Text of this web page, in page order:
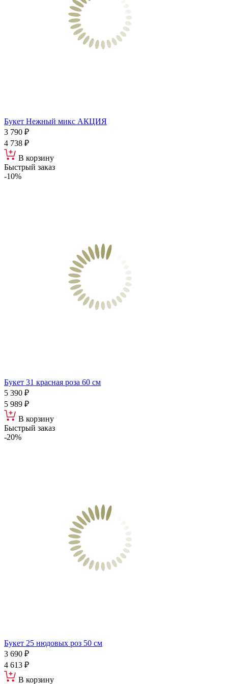
Букет Нежный микс АКЦИЯ
3 790 ₽
4 738 ₽
В корзину
Быстрый заказ
-10%
Букет 31 красная роза 60 см
5 390 ₽
5 989 ₽
В корзину
Быстрый заказ
-20%
Букет 25 нюдовых роз 50 см
3 690 ₽
4 613 ₽
В корзину